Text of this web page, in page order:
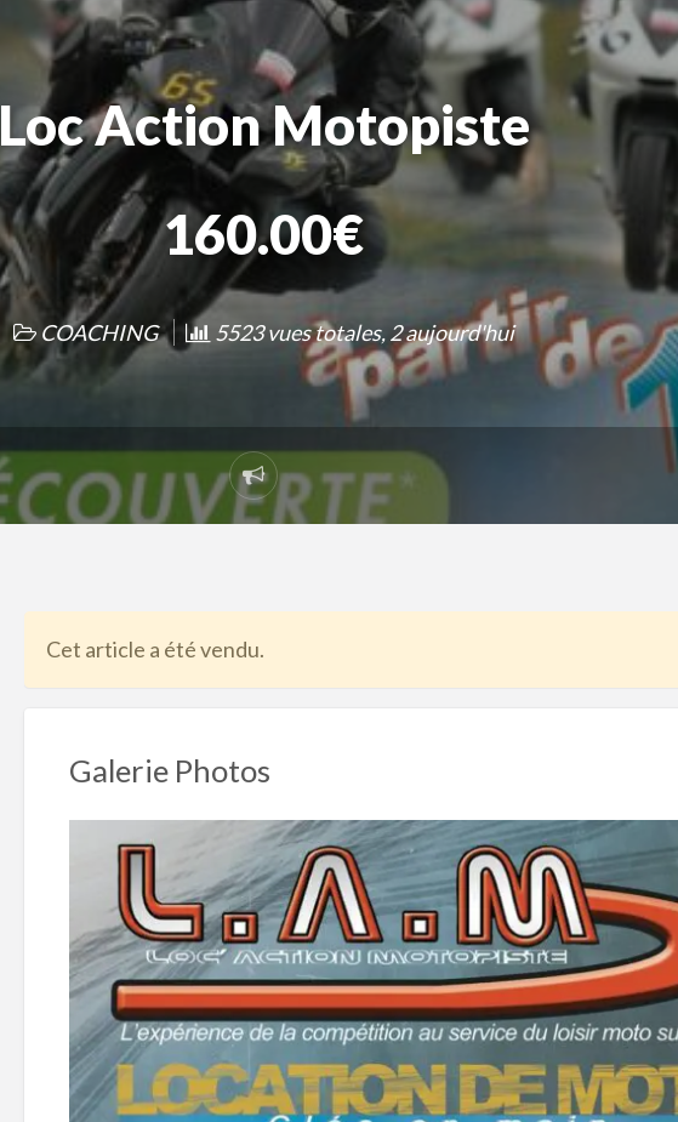
Loc Action Motopiste
160.00€
COACHING 5523 vues totales, 2 aujourd'hui
Signaler
un
Cet article a été vendu.
Galerie Photos